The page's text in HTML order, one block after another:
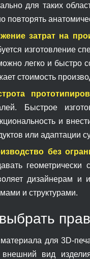
для таких
повторять
затрат на
изготовление
легко и быстро
стоимость
Быстрое
и
или адаптации
без
дизайнерам
и структурами.
для 3D-
внешний вид